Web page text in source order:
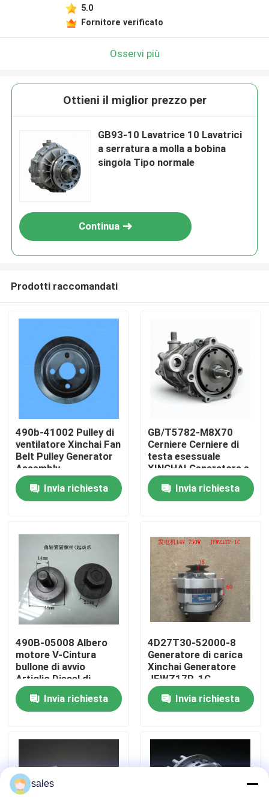
Casa.
Prodotti
Su di noi
Visita alla fabbrica
Controllo della qualità
Contattaci
Chiedi un preventivo
Assemblaggio del blocco motore e accessori
5.0
Fornitore verificato
Osservi più
Ottieni il miglior prezzo per
GB93-10 Lavatrice 10 Lavatrici
a serratura a molla a bobina
singola Tipo normale
Continua
Prodotti raccomandati
490b-41002 Pulley di
ventilatore Xinchai Fan
Belt Pulley Generator
Assembly
Invia richiesta
GB/T5782-M8X70
Cerniere Cerniere di
testa esessuale
XINCHAI Generatore e
assemblaggio della
cinturaInvia richiesta
490B-05008 Albero
motore V-Cintura
bullone di avvio
Artiglio Diesel di
ricambio
Invia richiesta
4D27T30-52000-8
Generatore di carica
Xinchai Generatore
JFWZ17P-1C
Invia richiesta
sales